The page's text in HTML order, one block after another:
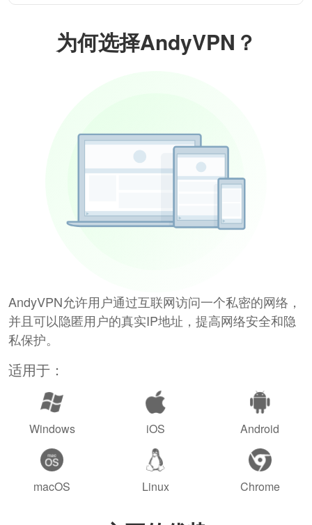
为何选择AndyVPN？
AndyVPN允许用户通过互联网访问一个私密的网络，
并且可以隐匿用户的真实IP地址，提高网络安全和隐
私保护。
适用于：
Windows iOS Android
macOS Linux Chrome